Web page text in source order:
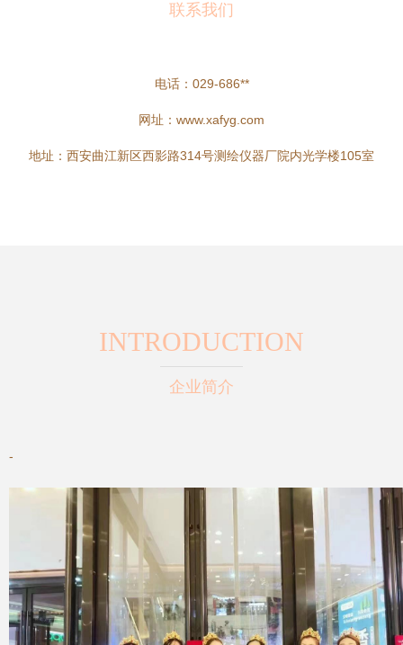
联系我们
电话：029-686**
网址： www.xafyg.com
地址：西安曲江新区西影路314号测绘仪器厂院内光学楼105室
INTRODUCTION
企业简介
-